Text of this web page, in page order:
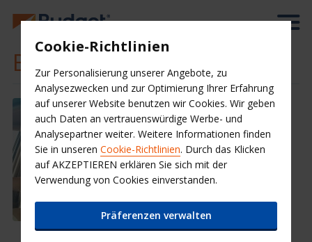
Budget Angebote
Cookie-Richtlinien
Zur Personalisierung unserer Angebote, zu
Analysezwecken und zur Optimierung Ihrer Erfahrung
auf unserer Website benutzen wir Cookies. Wir geben
auch Daten an vertrauenswürdige Werbe- und
Analysepartner weiter. Weitere Informationen finden
Sie in unseren Cookie-Richtlinien. Durch das Klicken
auf AKZEPTIEREN erklären Sie sich mit der
Verwendung von Cookies einverstanden.
Präferenzen verwalten